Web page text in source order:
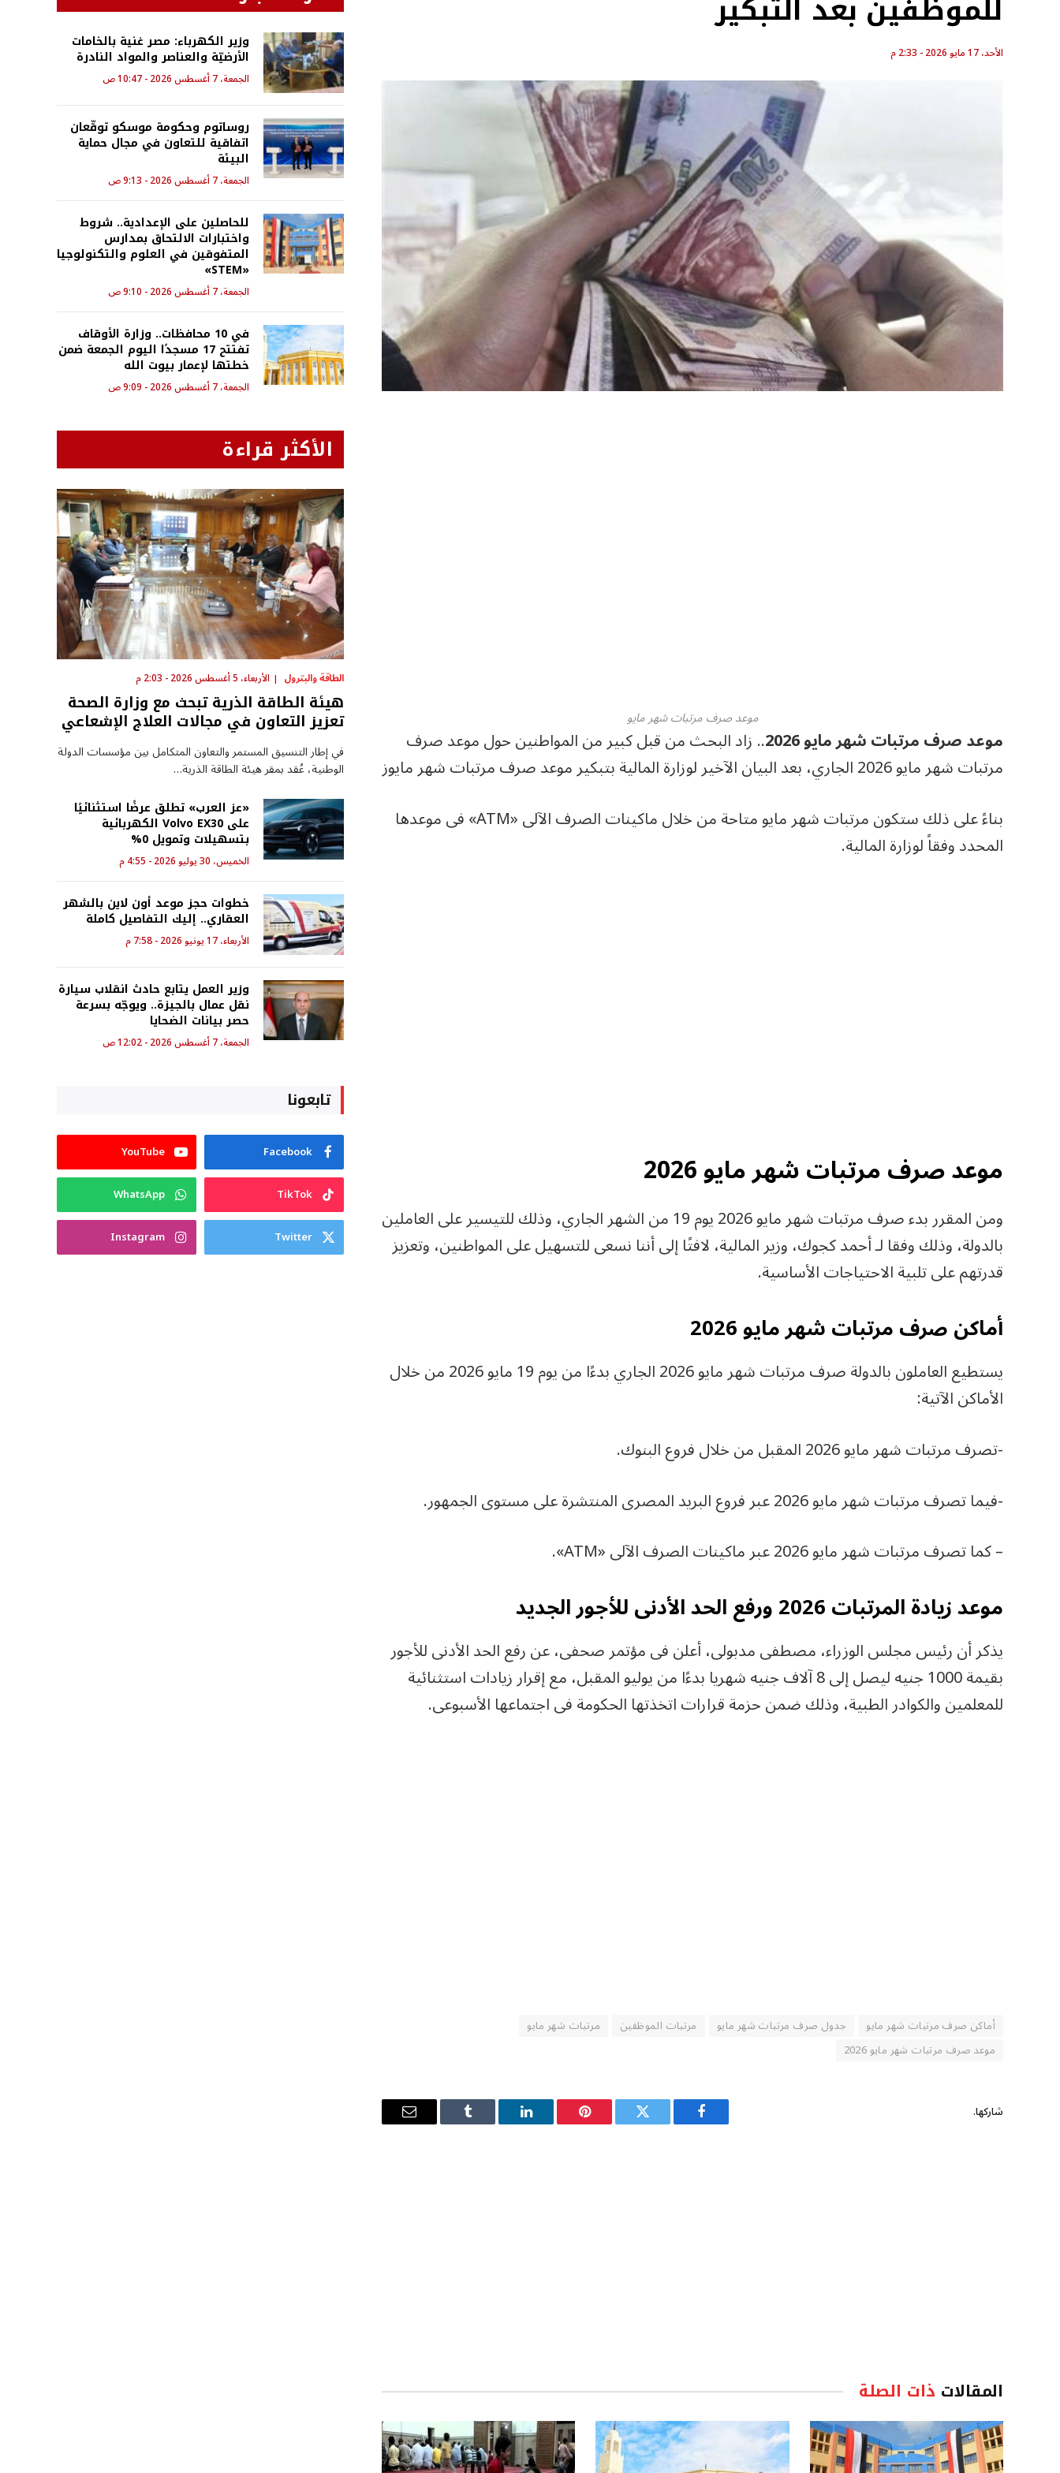
للموظفين بعد التبكير
الأحد، 17 مايو 2026 - 2:33 م
موعد صرف مرتبات شهر مايو
موعد صرف مرتبات شهر مايو 2026
.. زاد البحث من قبل كبير من المواطنين حول موعد صرف
مرتبات شهر مايو 2026 الجاري، بعد البيان الآخير لوزارة المالية بتبكير موعد صرف مرتبات شهر مايوز
بناءً على ذلك ستكون مرتبات شهر مايو متاحة من خلال ماكينات الصرف الآلى «ATM» فى موعدها
المحدد وفقاً لوزارة المالية.
موعد صرف مرتبات شهر مايو 2026
ومن المقرر بدء صرف مرتبات شهر مايو 2026 يوم 19 من الشهر الجاري، وذلك للتيسير على العاملين
بالدولة، وذلك وفقا لـ أحمد كجوك، وزير المالية، لافتًا إلى أننا نسعى للتسهيل على المواطنين، وتعزيز
قدرتهم على تلبية الاحتياجات الأساسية.
أماكن صرف مرتبات شهر مايو 2026
يستطيع العاملون بالدولة صرف مرتبات شهر مايو 2026 الجاري بدءًا من يوم 19 مايو 2026 من خلال
الأماكن الآتية:
-تصرف مرتبات شهر مايو 2026 المقبل من خلال فروع البنوك.
-فيما تصرف مرتبات شهر مايو 2026 عبر فروع البريد المصرى المنتشرة على مستوى الجمهور.
– كما تصرف مرتبات شهر مايو 2026 عبر ماكينات الصرف الآلى «ATM».
موعد زيادة المرتبات 2026 ورفع الحد الأدنى للأجور الجديد
يذكر أن رئيس مجلس الوزراء، مصطفى مدبولى، أعلن فى مؤتمر صحفى، عن رفع الحد الأدنى للأجور
بقيمة 1000 جنيه ليصل إلى 8 آلاف جنيه شهريا بدءًا من يوليو المقبل، مع إقرار زيادات استثنائية
للمعلمين والكوادر الطبية، وذلك ضمن حزمة قرارات اتخذتها الحكومة فى اجتماعها الأسبوعى.
أماكن صرف مرتبات شهر مايو جدول صرف مرتبات شهر مايو مرتبات الموظفين
مرتبات شهر مايو
موعد صرف مرتبات شهر مايو 2026
شاركها.
فيسبوك تويتر بينتيريستلينكدإن Tumblr
البريد
المقالات ذات الصلة
وزير الكهرباء: مصر غنية بالخامات
الأرضيّة والعناصر والمواد النادرة
الجمعة، 7 أغسطس 2026 - 10:47 ص
روساتوم وحكومة موسكو توقّعان
اتفاقية للتعاون في مجال حماية
البيئة
الجمعة، 7 أغسطس 2026 - 9:13 ص
للحاصلين على الإعدادية.. شروط
واختبارات الالتحاق بمدارس
المتفوقين في العلوم والتكنولوجيا
«STEM»
الجمعة، 7 أغسطس 2026 - 9:10 ص
في 10 محافظات.. وزارة الأوقاف
تفتتح 17 مسجدًا اليوم الجمعة ضمن
خطتها لإعمار بيوت الله
الجمعة، 7 أغسطس 2026 - 9:09 ص
الأكثر قراءة
الطاقة والبترول الأربعاء، 5 أغسطس 2026 - 2:03 م
هيئة الطاقة الذرية تبحث مع وزارة الصحة
تعزيز التعاون في مجالات العلاج الإشعاعي
في إطار التنسيق المستمر والتعاون المتكامل بين مؤسسات الدولة
الوطنية، عُقد بمقر هيئة الطاقة الذرية…
«عز العرب» تطلق عرضًا استثنائيًا
على Volvo EX30 الكهربائية
بتسهيلات وتمويل 0%
الخميس، 30 يوليو 2026 - 4:55 م
خطوات حجز موعد أون لاين بالشهر
العقاري.. إليك التفاصيل كاملة
الأربعاء، 17 يونيو 2026 - 7:58 م
وزير العمل يتابع حادث انقلاب سيارة
نقل عمال بالجيزة.. ويوجّه بسرعة
حصر بيانات الضحايا
الجمعة، 7 أغسطس 2026 - 12:02 ص
تابعونا
Facebook
YouTube
TikTok
WhatsApp
Twitter
Instagram